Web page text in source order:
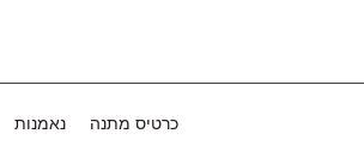
נאמנות כרטיס מתנה